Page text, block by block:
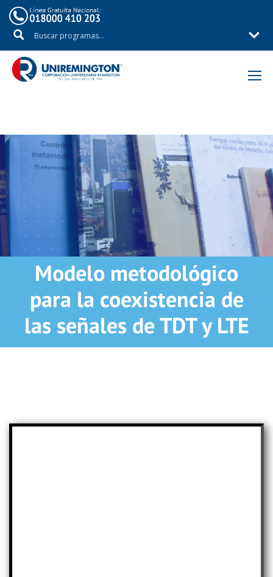
Inicio
Fondo Editorial Remington – FER
Libros producto de investigación
Modelo metodológico
para la coexistencia de
las señales de TDT y LTE